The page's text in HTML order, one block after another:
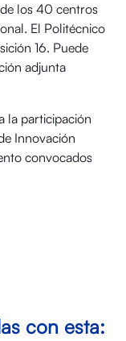
los 40 centros
El Politécnico
16. Puede
adjunta
la participación
Innovación
convocados
con esta: